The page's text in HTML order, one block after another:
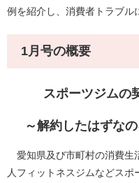
例を紹介し、消費者トラブル
1月号の概要
スポーツジムの
～解約したはずな
愛知県及び市町村の消費生
人フィットネスジムなどス